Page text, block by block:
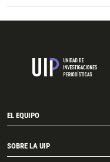
EL EQUIPO
SOBRE LA UIP